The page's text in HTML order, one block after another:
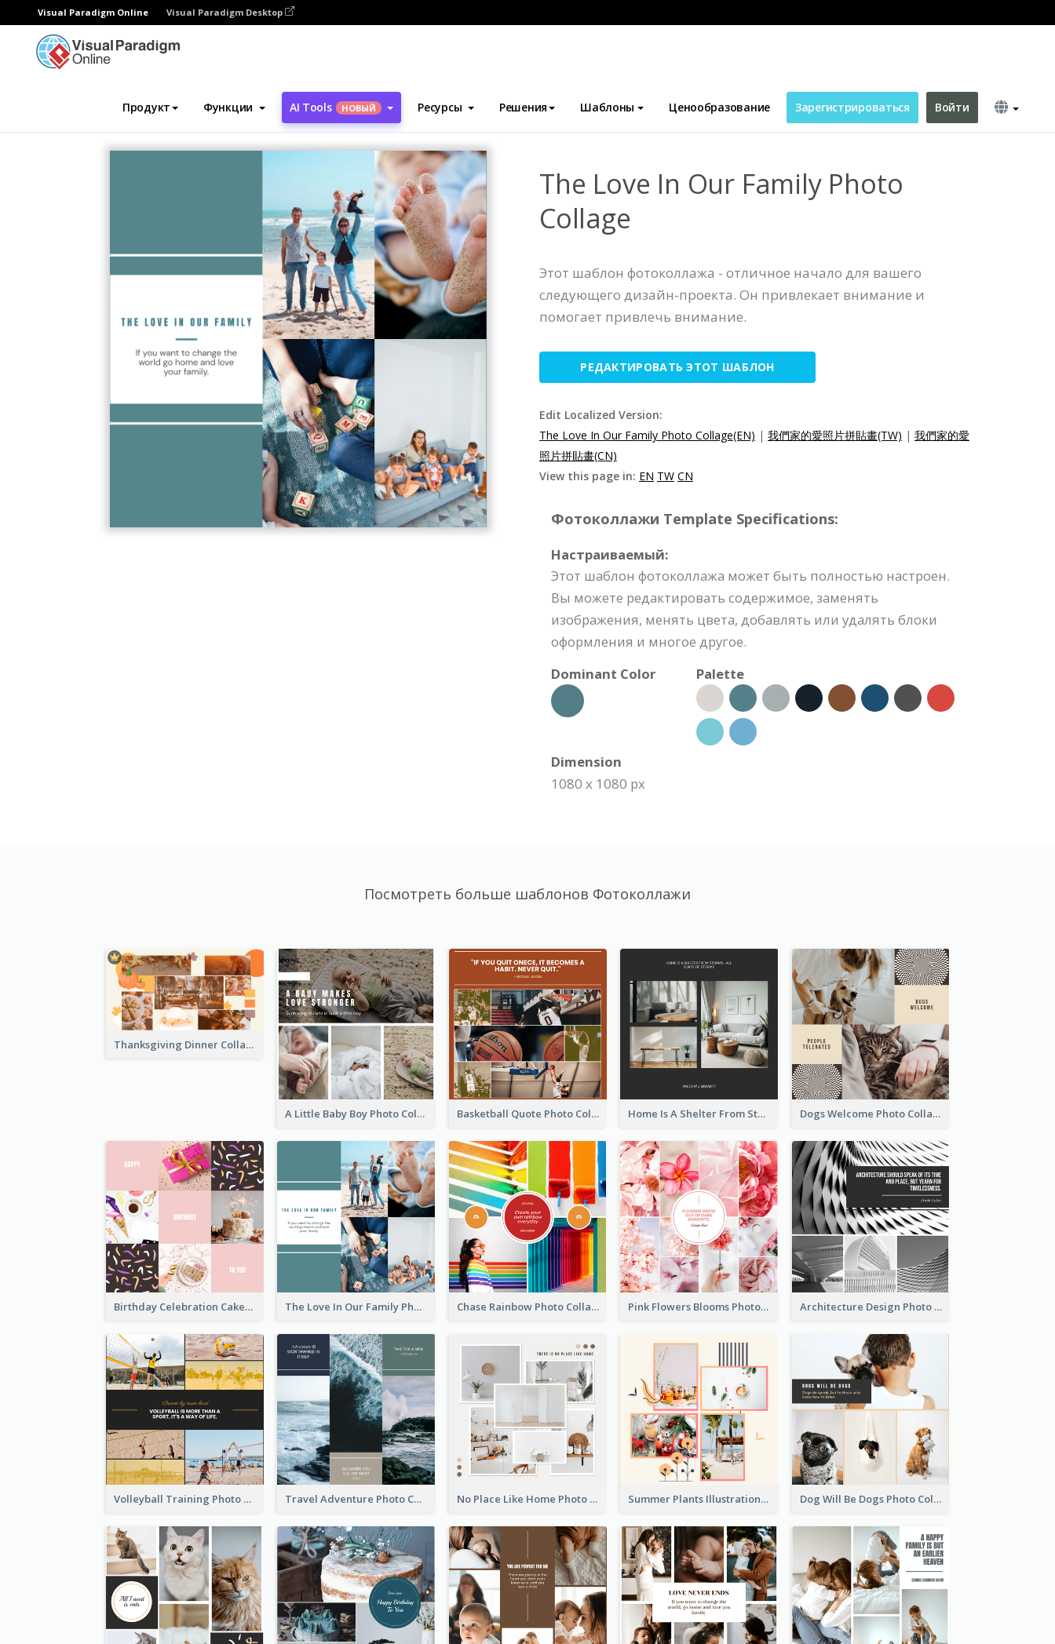
Visual Paradigm Online Visual Paradigm Desktop
Продукт Функции AI Tools НОВЫЙ Ресурсы Решения Шаблоны Ценообразование Зарегистрироваться Войти
Инструмент графического дизайна Шаблоны Фотоколлажи
The Love In Our Family Photo
Collage
Этот шаблон фотоколлажа - отличное начало для вашего
следующего дизайн-проекта. Он привлекает внимание и
помогает привлечь внимание.
РЕДАКТИРОВАТЬ ЭТОТ ШАБЛОН
Edit Localized Version:
The Love In Our Family Photo Collage(EN) | 我們家的愛照片拼貼畫(TW) | 我們家的愛
照片拼貼畫(CN)
View this page in: EN TW CN
Фотоколлажи Template Specifications:
Настраиваемый:
Этот шаблон фотоколлажа может быть полностью настроен.
Вы можете редактировать содержимое, заменять
изображения, менять цвета, добавлять или удалять блоки
оформления и многое другое.
Dominant Color
Palette
Dimension
1080 x 1080 px
Посмотреть больше шаблонов Фотоколлажи
Thanksgiving Dinner Collage
A Little Baby Boy Photo Collage Basketball Quote Photo Collage Home Is A Shelter From Storm Photo Collage Dogs Welcome Photo Collage
Birthday Celebration Cakes Photo Collage The Love In Our Family Photo Collage Chase Rainbow Photo Collage Pink Flowers Blooms Photo Collage Architecture Design Photo Collage
Volleyball Training Photo Collage Travel Adventure Photo Collage No Place Like Home Photo Collage Summer Plants Illustration Photo Collage Dog Will Be Dogs Photo Collage